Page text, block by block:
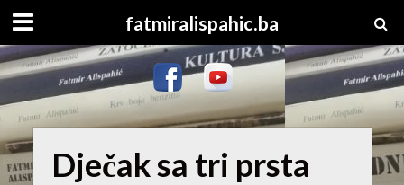
fatmiralispahic.ba
Dječak sa tri prsta